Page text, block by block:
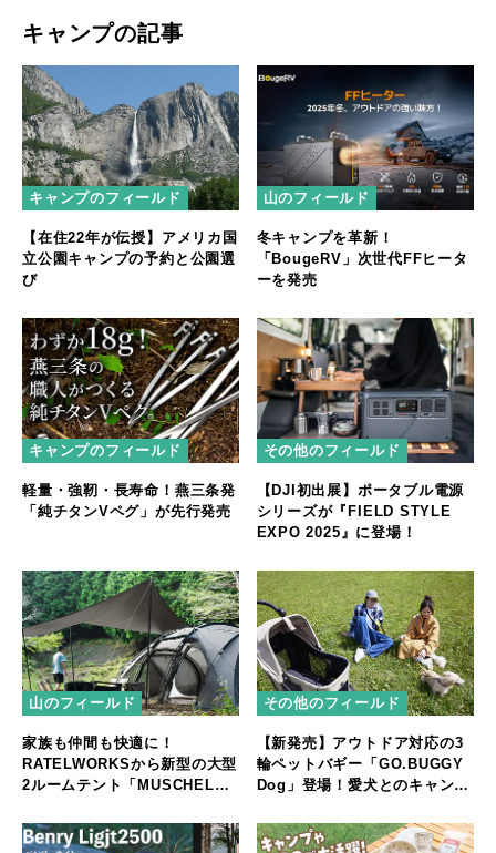
キャンプの記事
キャンプのフィールド
【在住22年が伝授】アメリカ国
立公園キャンプの予約と公園選
び
山のフィールド
冬キャンプを革新！
「BougeRV」次世代FFヒータ
ーを発売
キャンプのフィールド
軽量・強靭・長寿命！燕三条発
「純チタンVペグ」が先行発売
その他のフィールド
【DJI初出展】ポータブル電源
シリーズが『FIELD STYLE
EXPO 2025』に登場！
山のフィールド
家族も仲間も快適に！
RATELWORKSから新型の大型
2ルームテント「MUSCHEL」
その他のフィールド
【新発売】アウトドア対応の3
輪ペットバギー「GO.BUGGY
Dog」登場！愛犬とのキャンプ